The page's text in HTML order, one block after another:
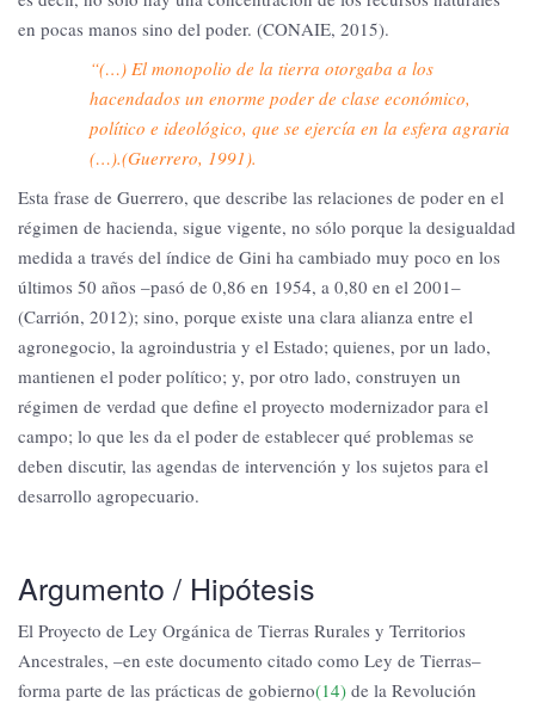
en pocas manos sino del poder. (CONAIE, 2015).
“(…) El monopolio de la tierra otorgaba a los
hacendados un enorme poder de clase económico,
político e ideológico, que se ejercía en la esfera agraria
(…).(Guerrero, 1991).
Esta frase de Guerrero, que describe las relaciones de poder en el
régimen de hacienda, sigue vigente, no sólo porque la desigualdad
medida a través del índice de Gini ha cambiado muy poco en los
últimos 50 años –pasó de 0,86 en 1954, a 0,80 en el 2001–
(Carrión, 2012); sino, porque existe una clara alianza entre el
agronegocio, la agroindustria y el Estado; quienes, por un lado,
mantienen el poder político; y, por otro lado, construyen un
régimen de verdad que define el proyecto modernizador para el
campo; lo que les da el poder de establecer qué problemas se
deben discutir, las agendas de intervención y los sujetos para el
desarrollo agropecuario.
Argumento / Hipótesis
El Proyecto de Ley Orgánica de Tierras Rurales y Territorios
Ancestrales, –en este documento citado como Ley de Tierras–
forma parte de las prácticas de gobierno(14) de la Revolución